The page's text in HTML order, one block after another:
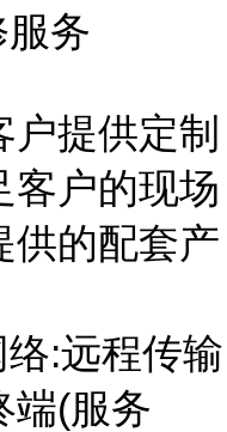
务
户提供定制
客户的现场
供的配套产
:远程传输
端(服务